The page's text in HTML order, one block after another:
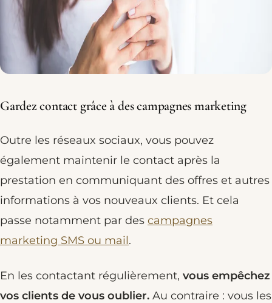
Gardez contact grâce à des campagnes marketing
Outre les réseaux sociaux, vous pouvez
également maintenir le contact après la
prestation en communiquant des offres et autres
informations à vos nouveaux clients. Et cela
passe notamment par des campagnes
marketing SMS ou mail.
En les contactant régulièrement, vous empêchez
vos clients de vous oublier. Au contraire : vous les